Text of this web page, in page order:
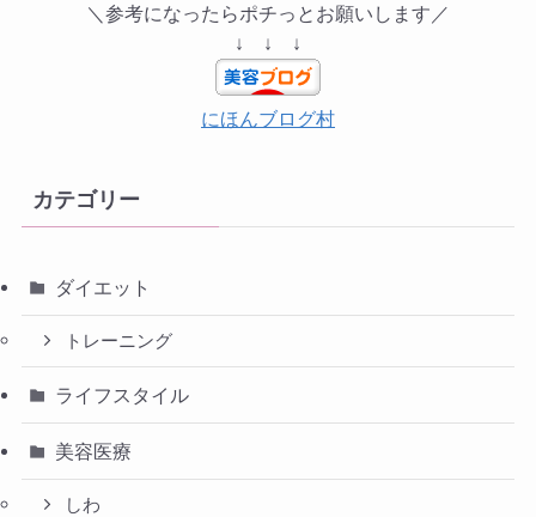
＼参考になったらポチっとお願いします／
↓ ↓ ↓
にほんブログ村
カテゴリー
ダイエット
トレーニング
ライフスタイル
美容医療
しわ